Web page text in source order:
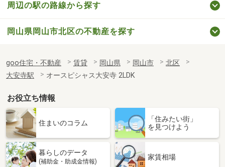
周辺の駅の路線から探す
岡山県岡山市北区の不動産を探す
goo住宅・不動産 賃貸 岡山県 岡山市
北区
大安寺駅
オースピシャス大安寺 2LDK
お役立ち情報
住まいのコラム
「住みたい街」
を見つけよう
暮らしのデータ
(補助金・助成金情報)
家賃相場